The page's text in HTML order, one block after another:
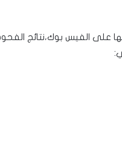
على الفيس بوك،نتائج